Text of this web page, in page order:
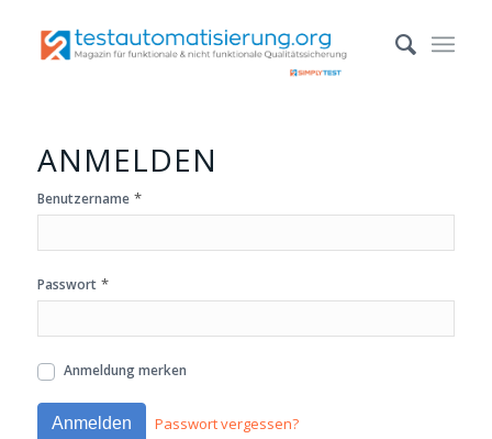
ANMELDEN
Benutzername *
Passwort *
Anmeldung merken
Anmelden Passwort vergessen?